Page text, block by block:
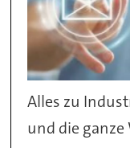
Alles zu
und die ganze